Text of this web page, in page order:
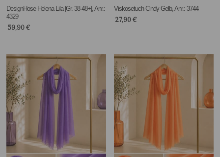
DesignHose Helena Lila |Gr. 38-48+|, Anr.:
4329
59,90€
Viskosetuch Cindy Gelb, Anr.: 3744
27,90€